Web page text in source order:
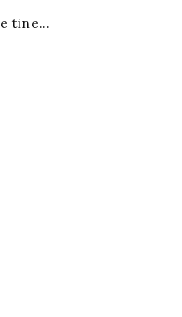
tine…